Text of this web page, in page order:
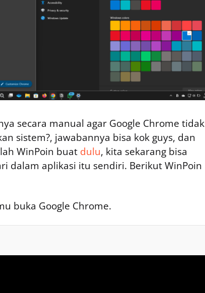
secara manual agar Google Chrome tidak
sistem?, jawabannya bisa kok guys, dan
WinPoin buat dulu, kita sekarang bisa
dalam aplikasi itu sendiri. Berikut WinPoin
buka Google Chrome.